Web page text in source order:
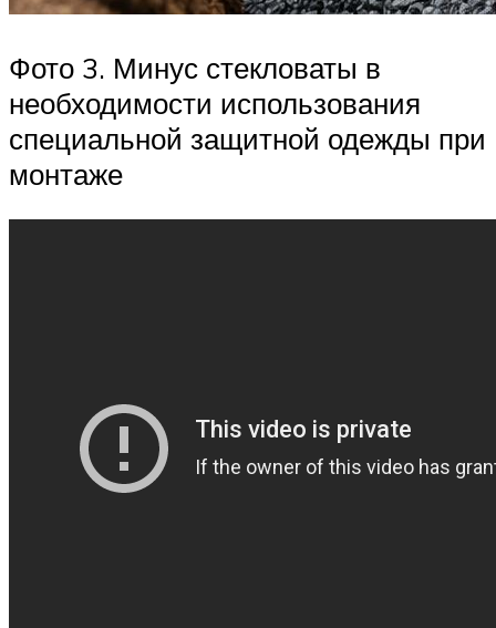
Фото 3. Минус стекловаты в
необходимости использования
специальной защитной одежды при
монтаже